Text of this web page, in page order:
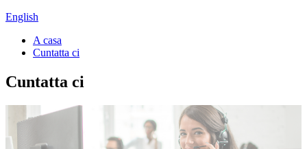
English
A casa
Cuntatta ci
Cuntatta ci